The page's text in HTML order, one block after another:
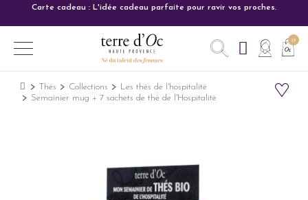
Carte cadeau : L'idée cadeau parfaite pour ravir vos proches.
Thés Collections
Les thés de l'hospitalité
Semainier mug + 7 sachets de thé de l'Hospitalité